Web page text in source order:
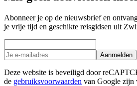
Abonneer je op de nieuwsbrief en
je vrije tijd en geschikte reisgidsen uit
Aanmelden
Deze website is beveiligd door
de gebruiksvoorwaarden van Google zijn